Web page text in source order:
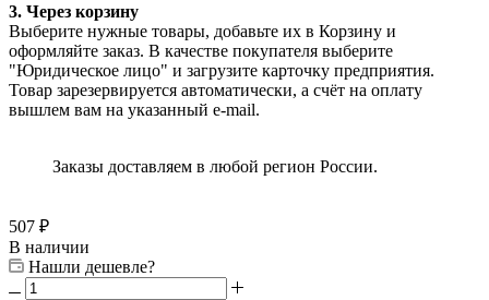
3. Через корзину
Выберите нужные товары, добавьте их в Корзину и
оформляйте заказ. В качестве покупателя выберите
"Юридическое лицо" и загрузите карточку предприятия.
Товар зарезервируется автоматически, а счёт на оплату
вышлем вам на указанный e-mail.
Заказы доставляем в любой регион России.
507 ₽
В наличии
Нашли дешевле?